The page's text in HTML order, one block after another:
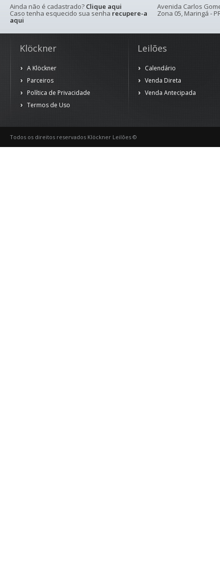
Ainda não é cadastrado? Clique aqui
Caso tenha esquecido sua senha recupere-a
aqui
Avenida Carlos
Zona 05, Maringá -
Klöckner
A Klöckner
Parceiros
Política de Privacidade
Termos de Uso
Leilões
Calendário
Venda Direta
Venda Antecipada
Todos os direitos reservados Klöckner Leilões ©